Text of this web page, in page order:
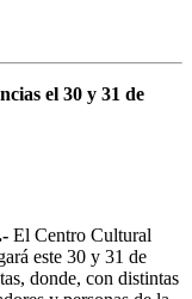
el 30 y 31 de
El Centro Cultural
este 30 y 31 de
donde, con distintas